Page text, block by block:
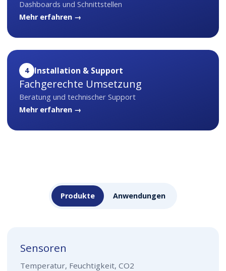
Dashboards und Schnittstellen
Mehr erfahren →
4 Installation & Support
Fachgerechte Umsetzung
Beratung und technischer Support
Mehr erfahren →
Produkte Anwendungen
Sensoren
Temperatur, Feuchtigkeit, CO2